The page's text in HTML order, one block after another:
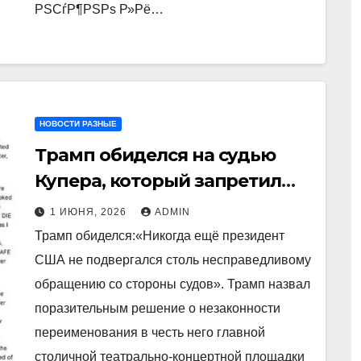
РЅСѓР¶РЅРѕ Р»Рё…
НОВОСТИ РАЗНЫЕ
Трамп обиделся на судью
Купера, который запретил
добавлять его имя к
названию Центра Кеннеди
1 ИЮНЯ, 2026 ADMIN
Трамп обиделся:«Никогда ещё президент
США не подвергался столь несправедливому
обращению со стороны судов». Трамп назвал
поразительным решение о незаконности
переименования в честь него главной
столичной театрально-концертной площадки